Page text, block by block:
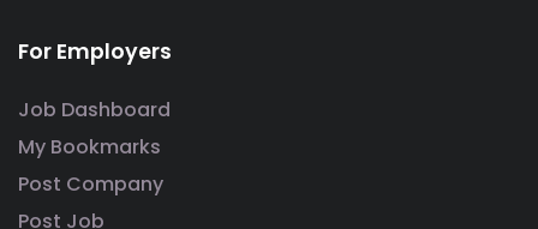
For Employers
Job Dashboard
My Bookmarks
Post Company
Post Job